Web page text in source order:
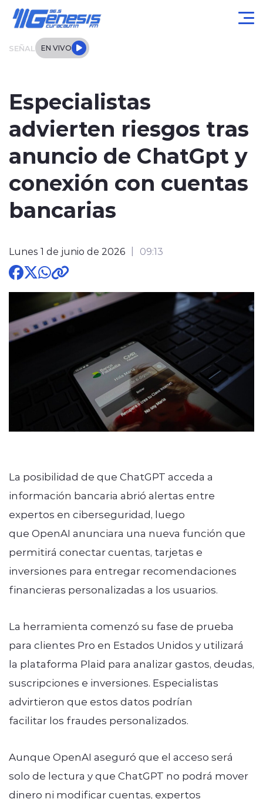
SEÑAL EN VIVO
Local
Regional
Tendencias
Internacional
Deportes
modo claro
Especialistas
advierten riesgos tras
anuncio de ChatGpt y
conexión con cuentas
bancarias
Lunes 1 de junio de 2026 09:13
La posibilidad de que ChatGPT acceda a
información bancaria abrió alertas entre
expertos en ciberseguridad, luego
que OpenAI anunciara una nueva función que
permitirá conectar cuentas, tarjetas e
inversiones para entregar recomendaciones
financieras personalizadas a los usuarios.
La herramienta comenzó su fase de prueba
para clientes Pro en Estados Unidos y utilizará
la plataforma Plaid para analizar gastos, deudas,
suscripciones e inversiones. Especialistas
advirtieron que estos datos podrían
facilitar los fraudes personalizados.
Aunque OpenAI aseguró que el acceso será
solo de lectura y que ChatGPT no podrá mover
dinero ni modificar cuentas, expertos